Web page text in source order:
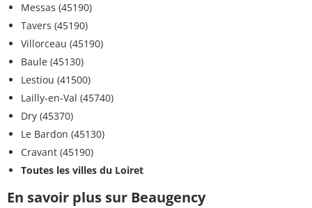
Messas (45190)
Tavers (45190)
Villorceau (45190)
Baule (45130)
Lestiou (41500)
Lailly-en-Val (45740)
Dry (45370)
Le Bardon (45130)
Cravant (45190)
Toutes les villes du Loiret
En savoir plus sur Beaugency